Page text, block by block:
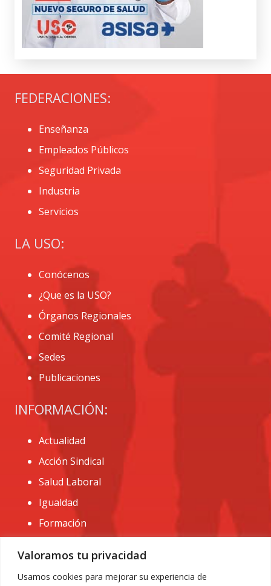
Valoramos tu privacidad
Usamos cookies para mejorar su experiencia de
FEDERACIONES:
Enseñanza
Empleados Públicos
Seguridad Privada
Industria
Servicios
LA USO:
Conócenos
¿Que es la USO?
Órganos Regionales
Comité Regional
Sedes
Publicaciones
INFORMACIÓN:
Actualidad
Acción Sindical
Salud Laboral
Igualdad
Formación
CONTACTO:
administracion@usomurcia.org